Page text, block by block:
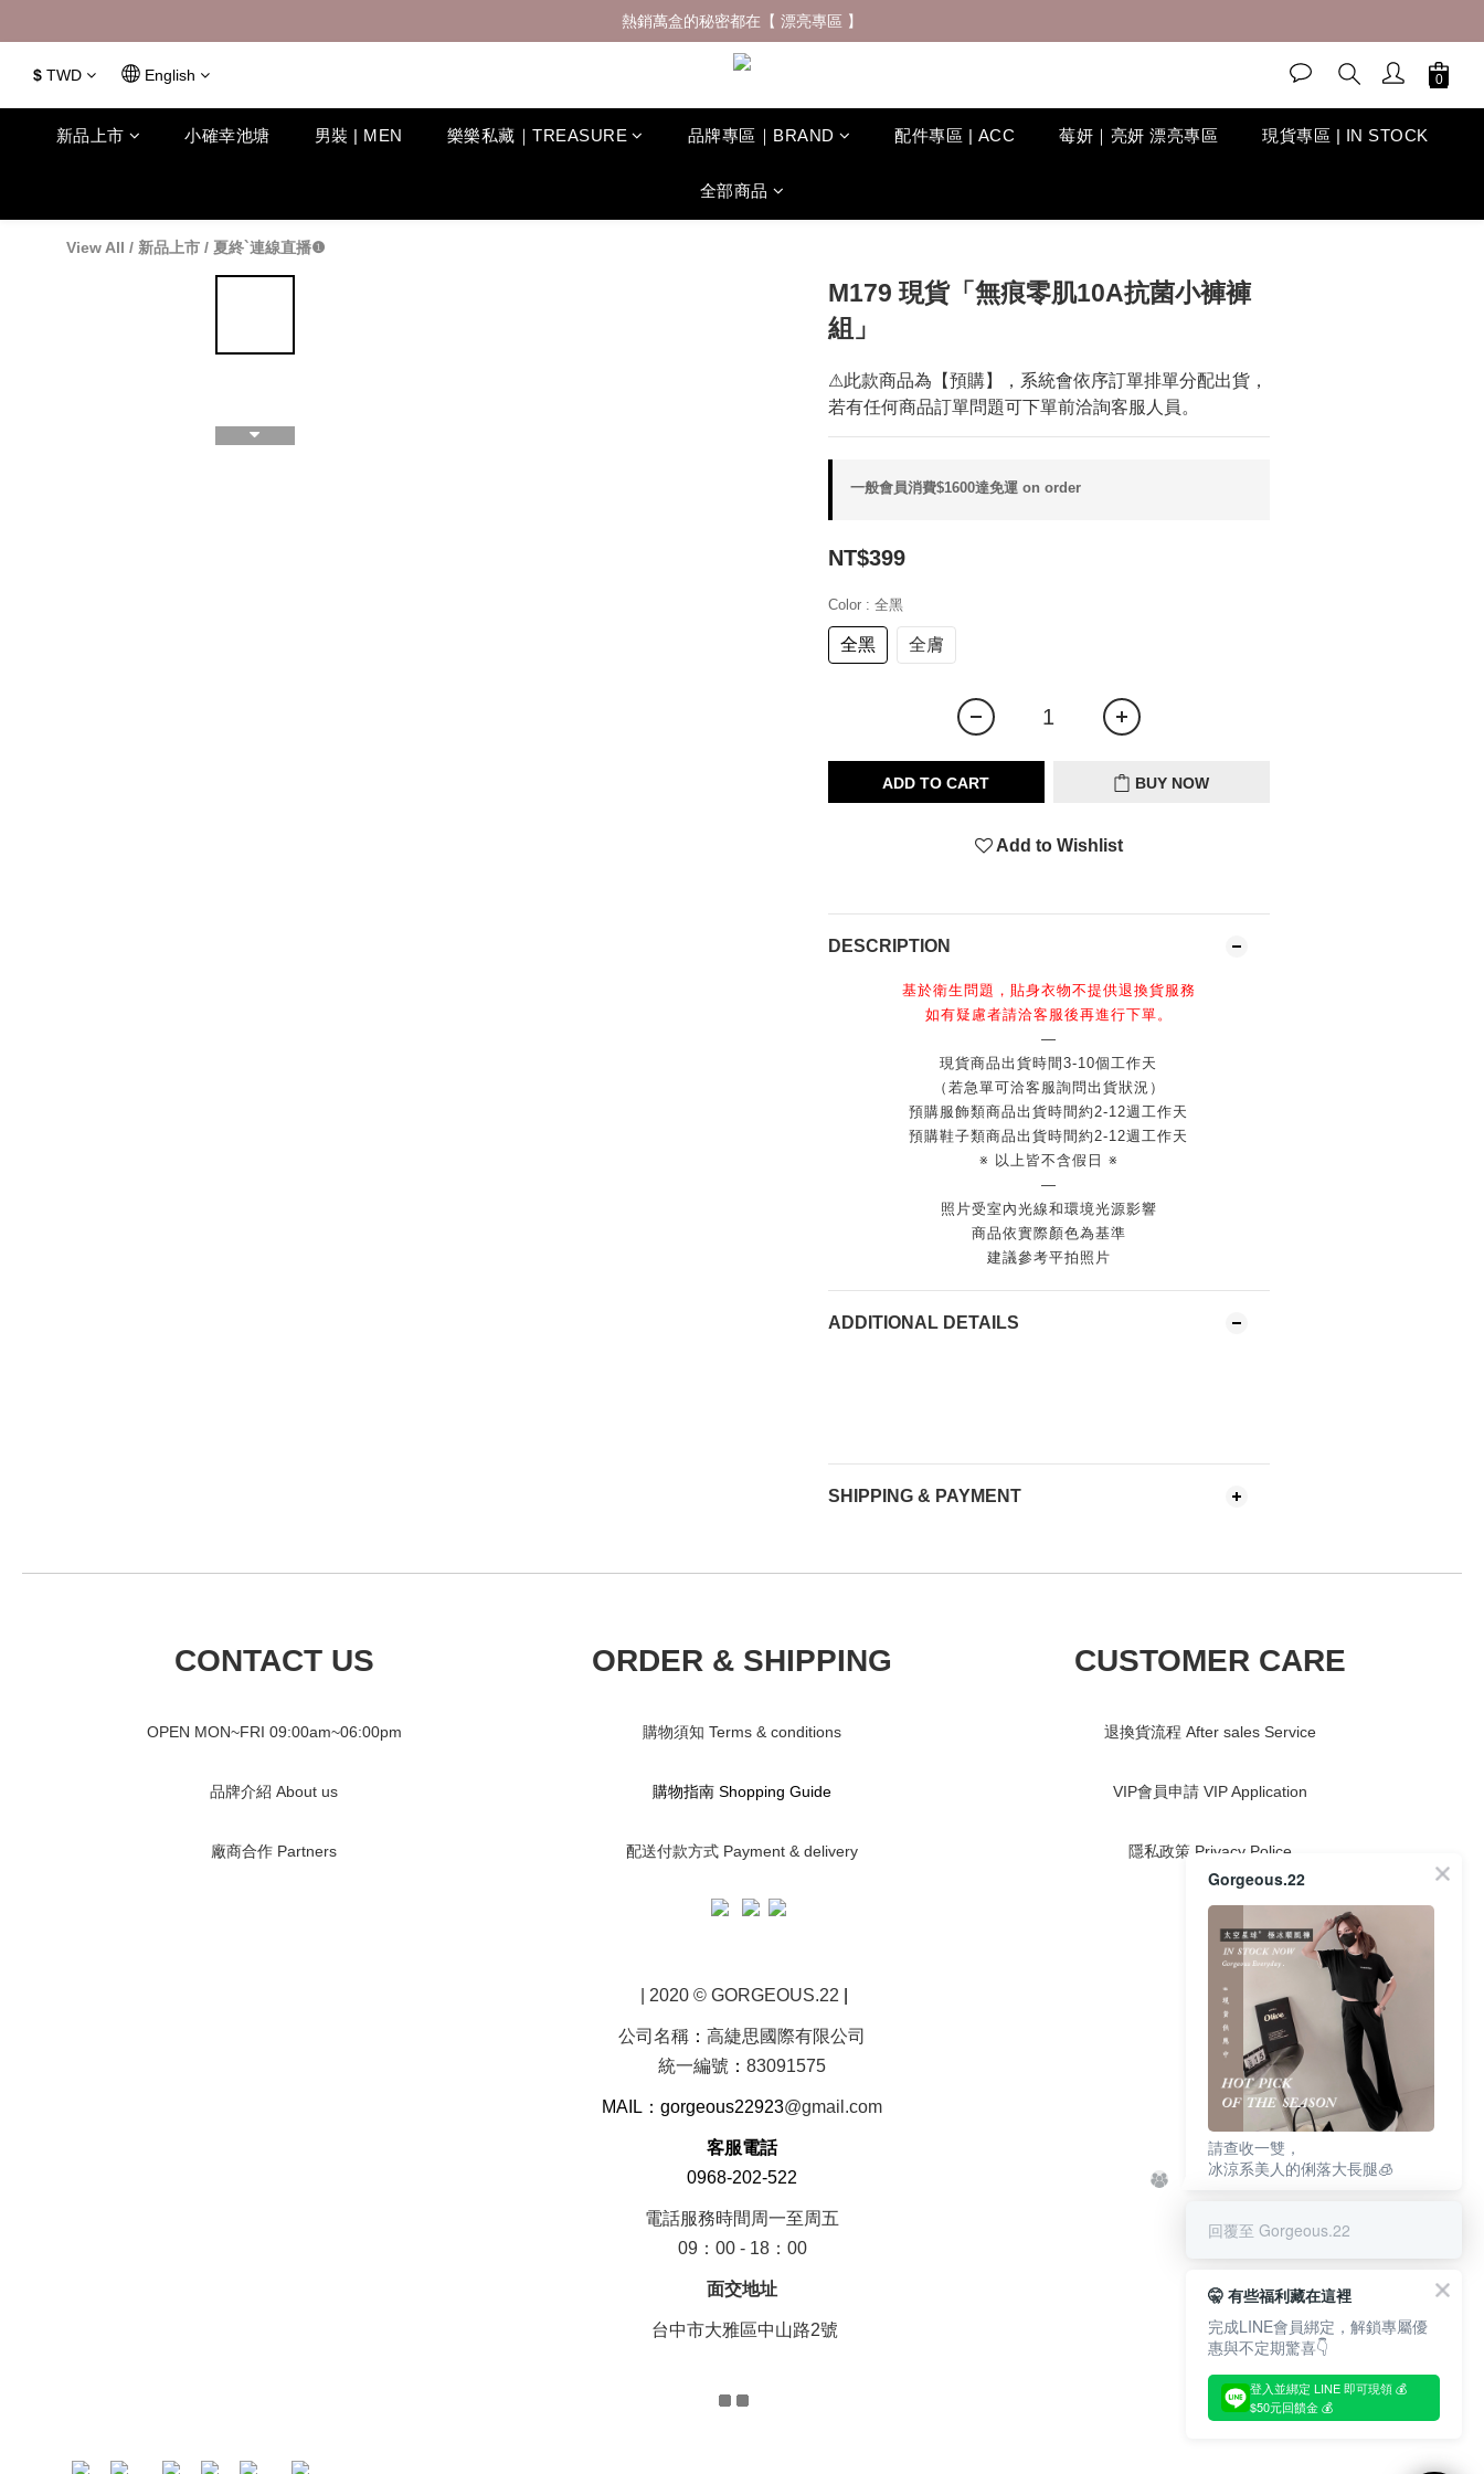
什麼材質穿了會一直想回購 ? 夏日防曬體驗再升級✨
熱銷萬盒的秘密都在【 漂亮專區 】
什麼材質穿了會一直想回購 ? 夏日防曬體驗再升級✨
$ TWD English
新品上市 小確幸池塘 男裝 | MEN 樂樂私藏｜TREASURE 品牌專區｜BRAND 配件專區 | ACC 莓妍｜亮妍 漂亮專區 現貨專區 | IN STOCK
全部商品
View All / 新品上市 / 夏終`連線直播❶
M179 現貨「無痕零肌10A抗菌⼩褲褲
組」
⚠此款商品為【預購】，系統會依序訂單排單分配出貨，
若有任何商品訂單問題可下單前洽詢客服人員。
一般會員消費$1600達免運 on order
NT$399
Color : 全黑
全黑 全膚
ADD TO CART BUY NOW
Add to Wishlist
DESCRIPTION
基於衛生問題，貼身衣物不提供退換貨服務
如有疑慮者請洽客服後再進行下單。
—
現貨商品出貨時間3-10個工作天
（若急單可洽客服詢問出貨狀況）
預購服飾類商品出貨時間約2-12週工作天
預購鞋子類商品出貨時間約2-12週工作天
※ 以上皆不含假日 ※
—
照片受室內光線和環境光源影響
商品依實際顏色為基準
建議參考平拍照片
ADDITIONAL DETAILS
SHIPPING & PAYMENT
CONTACT US
OPEN MON~FRI 09:00am~06:00pm
品牌介紹 About us
廠商合作 Partners
ORDER & SHIPPING
購物須知 Terms & conditions
購物指南 Shopping Guide
配送付款方式 Payment & delivery
CUSTOMER CARE
退換貨流程 After sales Service
VIP會員申請 VIP Application
隱私政策 Privacy Police
| 2020 © GORGEOUS.22
公司名稱 ： 高緁思國際有限公司
統一編號 ： 83091575
MAIL：gorgeous22923@gmail.com
客服電話
0968-202-522
電話服務時間周一至周五
09：00 - 18：00
面交地址
台中市大雅區中山路2號
Gorgeous.22
請查收一雙，
冰涼系美人的俐落大長腿🧊
回覆至 Gorgeous.22
🤫 有些福利藏在這裡
完成LINE會員綁定，解鎖專屬優
惠與不定期驚喜👇
登入並綁定 LINE 即可現領 💰
$50元回饋金 💰